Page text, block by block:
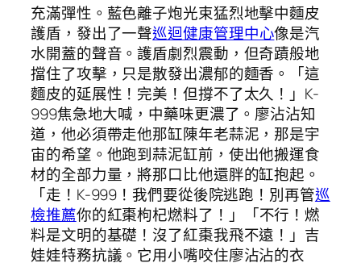
充滿彈性。藍色離子炮光束猛烈地擊中麵皮
護盾，發出了一聲巡迴健康管理中心像是汽
水開蓋的聲音。護盾劇烈震動，但奇蹟般地
擋住了攻擊，只是散發出濃郁的麵香。「這
麵皮的延展性！完美！但撐不了太久！」K-
999焦急地大喊，中藥味更濃了。廖沾沾知
道，他必須帶走他那缸陳年老蒜泥，那是宇
宙的希望。他跑到蒜泥缸前，使出他搬運食
材的全部力量，將那口比他還胖的缸抱起。
「走！K-999！我們要從後院逃跑！別再管巡
檢推薦你的紅棗枸杞燃料了！」「不行！燃
料是文明的基礎！沒了紅棗我飛不遠！」吉
娃娃特務抗議。它用小嘴咬住廖沾沾的衣